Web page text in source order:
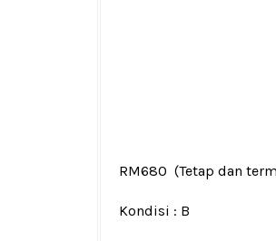
RM680 (Tetap dan
Kondisi : B